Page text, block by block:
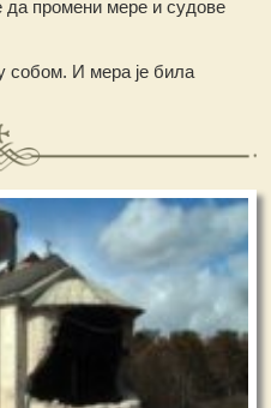
да промени мере и судове
И мера је била